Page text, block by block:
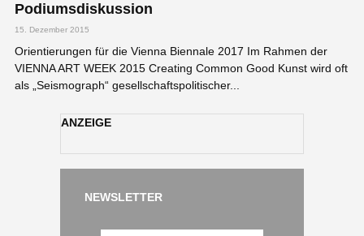
Podiumsdiskussion
15. Dezember 2015
Orientierungen für die Vienna Biennale 2017 Im Rahmen der
VIENNA ART WEEK 2015 Creating Common Good Kunst wird oft
als „Seismograph“ gesellschaftspolitischer...
ANZEIGE
NEWSLETTER